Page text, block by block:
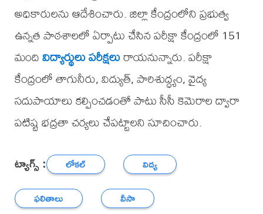
అధికారులను ఆదేశించారు. జిల్లా కేంద్రంలోని ప్రభుత్వ
ఉన్నత పాఠశాలలో ఏర్పాటు చేసిన పరీక్షా కేంద్రంలో 151
మందివిద్యార్థులుపరీక్షలురాయనున్నారు. పరీక్షా
కేంద్రంలో తాగునీరు, విద్యుత్, పారిశుద్ధ్యం, వైద్య
సదుపాయాలు కల్పించడంతో పాటు సీసీ కెమెరాల ద్వారా
పటిష్ట భద్రతా చర్యలు చేపట్టాలని సూచించారు.
ట్యాగ్స్ : లోకల్
విద్య
ఫలితాలు
వీసా